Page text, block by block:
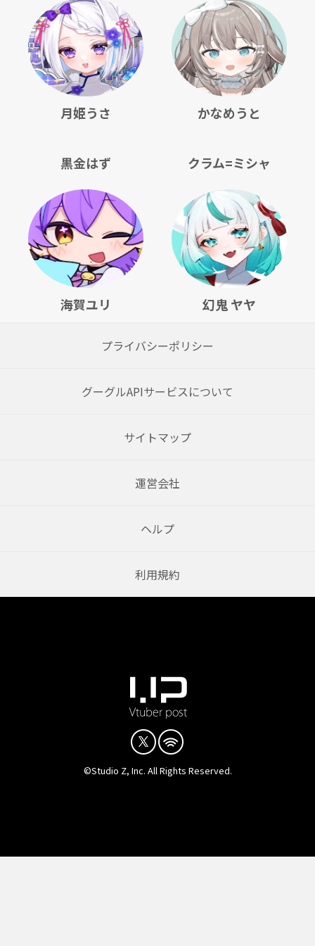
月姫うさ かなめうと
黒金はず クラム=ミシャ
海賀ユリ 幻鬼 ヤヤ
プライバシーポリシー
グーグルAPIサービスについて
サイトマップ
運営会社
ヘルプ
利用規約
©Studio Z, Inc. All Rights Reserved.